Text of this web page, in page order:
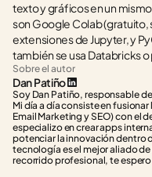
texto y gráficos en un
son Google Colab (gratuito,
extensiones de Jupyter, y
también se usa Databricks
Sobre el autor
Dan Patiño
Soy Dan Patiño, responsable
Mi día a día consiste en
Email Marketing y SEO) con el
especializo en crear apps
potenciar la innovación dentro
tecnología es el mejor aliado
recorrido profesional, te espero